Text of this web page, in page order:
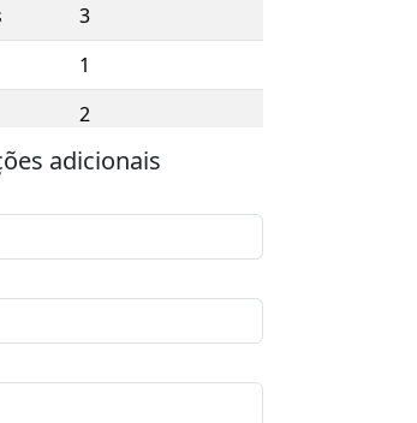
3
1
2
adicionais